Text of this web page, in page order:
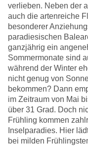
verlieben. Neben der
auch die artenreiche
besonderer
paradiesischen
ganzjährig ein
Sommermonate sind
während der Winter
nicht genug von
bekommen? Dann
im Zeitraum von Mai
über 31 Grad. Doch
Frühling kommen
Inselparadies. Hier
bei milden